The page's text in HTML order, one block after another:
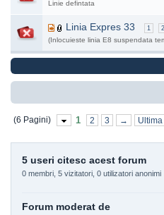
Linie defintata
Linia Expres 33 1 2
(Inlocuieste linia E8 suspendata
(6 Pagini) 1 2 3 → Ultima
5 useri citesc acest forum
0 membri, 5 vizitatori, 0 utilizatori anonimi
Forum moderat de